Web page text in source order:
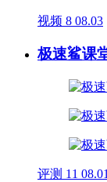
视频 8 08.03
极速鲨课
评测 11 08.01